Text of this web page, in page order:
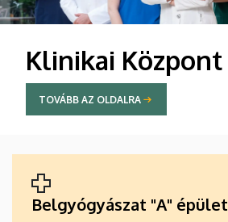
Klinikai Központ
TOVÁBB AZ OLDALRA
Belgyógyászat "A" épület